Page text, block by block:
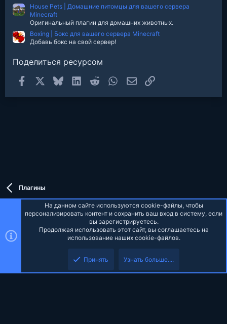
House Pets | Домашние питомцы для вашего сервера
Minecraft
Оригинальный плагин для домашних животных.
Boxing | Бокс для вашего сервера Minecraft
Добавь бокс на свой сервер!
Поделиться ресурсом
Facebook Bluesky LinkedInReddit WhatsAppЭлектронная почта
Ссылка
Плагины
Russian (RU)
R
S
Верх
На данном сайте используются cookie-файлы, чтобы
персонализировать контент и сохранить ваш вход в систему, если
вы зарегистрируетесь.
Продолжая использовать этот сайт, вы соглашаетесь на
использование наших cookie-файлов.
Принять Узнать больше....